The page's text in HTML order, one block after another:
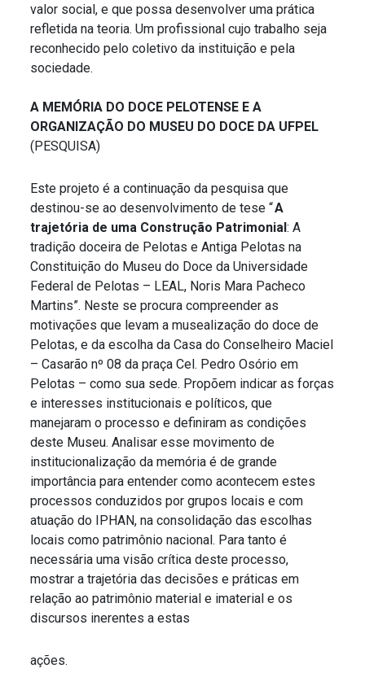
valor social, e que possa desenvolver uma prática
refletida na teoria. Um profissional cujo trabalho seja
reconhecido pelo coletivo da instituição e pela
sociedade.
A MEMÓRIA DO DOCE PELOTENSE E A
ORGANIZAÇÃO DO MUSEU DO DOCE DA UFPEL
(PESQUISA)
Este projeto é a continuação da pesquisa que
destinou-se ao desenvolvimento de tese “A
trajetória de uma Construção Patrimonial: A
tradição doceira de Pelotas e Antiga Pelotas na
Constituição do Museu do Doce da Universidade
Federal de Pelotas – LEAL, Noris Mara Pacheco
Martins”. Neste se procura compreender as
motivações que levam a musealização do doce de
Pelotas, e da escolha da Casa do Conselheiro Maciel
– Casarão nº 08 da praça Cel. Pedro Osório em
Pelotas – como sua sede. Propõem indicar as forças
e interesses institucionais e políticos, que
manejaram o processo e definiram as condições
deste Museu. Analisar esse movimento de
institucionalização da memória é de grande
importância para entender como acontecem estes
processos conduzidos por grupos locais e com
atuação do IPHAN, na consolidação das escolhas
locais como patrimônio nacional. Para tanto é
necessária uma visão crítica deste processo,
mostrar a trajetória das decisões e práticas em
relação ao patrimônio material e imaterial e os
discursos inerentes a estas
ações.